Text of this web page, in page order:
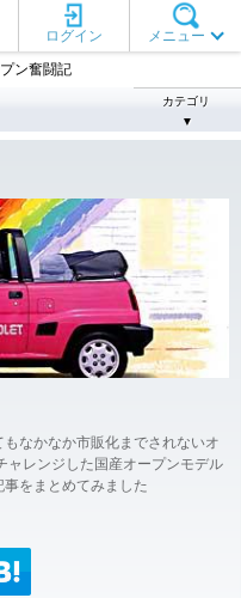
メニュー
ログイン
ン奮闘記
カテゴリ
▼
なかなか市販化までされないオ
ャレンジした国産オープンモデル
をまとめてみました